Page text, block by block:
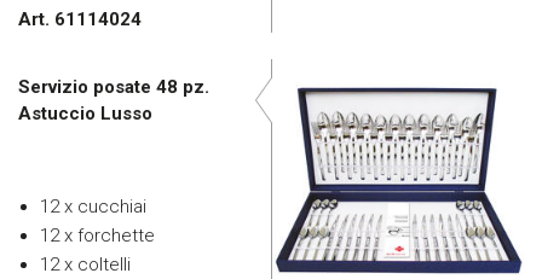
Art. 61114024
Servizio posate 48 pz.
Astuccio Lusso
12 x cucchiai
12 x forchette
12 x coltelli